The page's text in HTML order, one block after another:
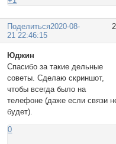
Поделиться2020-08-
21 22:46:15
Юджин
Спасибо за такие дельные
советы. Сделаю скриншот,
чтобы всегда было на
телефоне (даже если связи
будет).
0